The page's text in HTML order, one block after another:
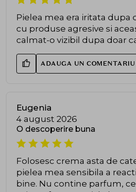
Pielea mea era iritata dupa
cu produse agresive si
calmat-o vizibil dupa doar
ADAUGA UN COMENTARIU
Eugenia
4 august 2026
O descoperire buna
Folosesc crema asta de
pielea mea sensibila a
bine. Nu contine parfum,